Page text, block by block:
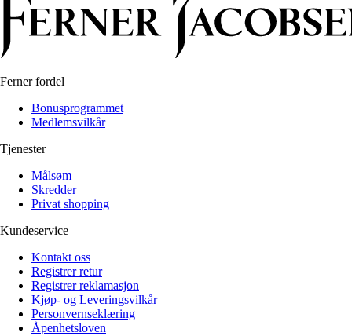
Ferner fordel
Bonusprogrammet
Medlemsvilkår
Tjenester
Målsøm
Skredder
Privat shopping
Kundeservice
Kontakt oss
Registrer retur
Registrer reklamasjon
Kjøp- og Leveringsvilkår
Personvernseklæring
Åpenhetsloven